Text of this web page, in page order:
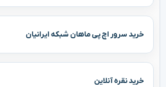
خرید سرور اچ پی ماهان شبکه ایرانیان
خرید نقره آنلاین